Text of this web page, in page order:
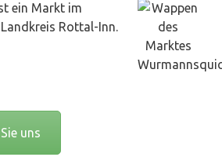
ein Markt im
Rottal-Inn.
uns